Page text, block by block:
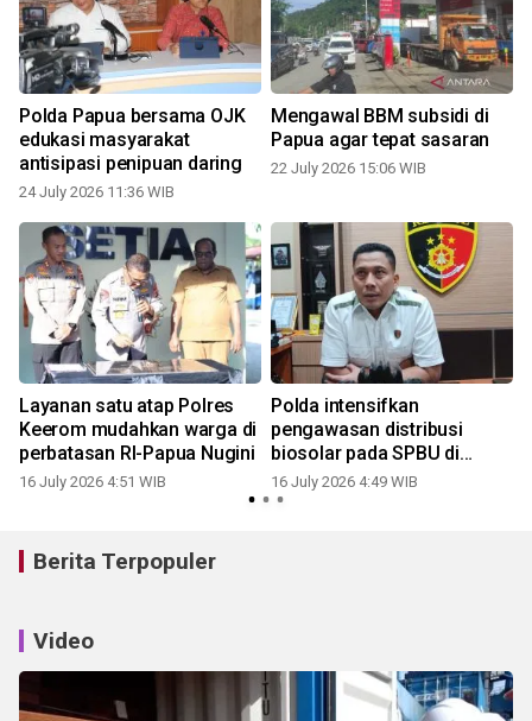
Polda Papua bersama OJK
edukasi masyarakat
antisipasi penipuan daring
24 July 2026 11:36 WIB
Mengawal BBM subsidi di
Papua agar tepat sasaran
22 July 2026 15:06 WIB
Layanan satu atap Polres
Keerom mudahkan warga di
perbatasan RI-Papua Nugini
16 July 2026 4:51 WIB
Polda intensifkan
pengawasan distribusi
biosolar pada SPBU di
Papua
16 July 2026 4:49 WIB
Berita Terpopuler
Video